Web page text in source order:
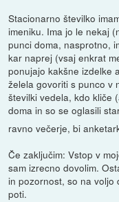
Stacionarno številko
imeniku. Ima jo le nekaj
punci doma, nasprotno,
kar naprej (vsaj enkrat
ponujajo kakšne izdelke
želela govoriti s punco v
številki vedela, kdo kliče
doma in so se oglasili
ravno večerje, bi
Če zaključim: Vstop v
sam izrecno dovolim.
in pozornost, so na voljo
poti.